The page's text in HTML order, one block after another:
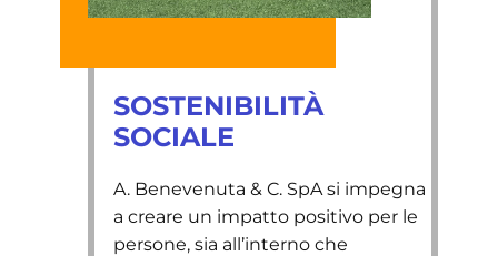
SOSTENIBILITÀ
SOCIALE
​A. Benevenuta & C. SpA si impegna
a creare un impatto positivo per le
persone, sia all’interno che